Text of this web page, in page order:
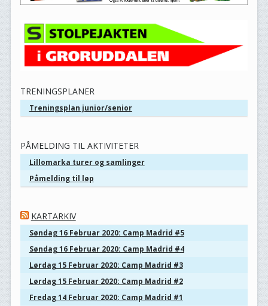
TRENINGSPLANER
Treningsplan junior/senior
PÅMELDING TIL AKTIVITETER
Lillomarka turer og samlinger
Påmelding til løp
KARTARKIV
Søndag 16 Februar 2020: Camp Madrid #5
Søndag 16 Februar 2020: Camp Madrid #4
Lørdag 15 Februar 2020: Camp Madrid #3
Lørdag 15 Februar 2020: Camp Madrid #2
Fredag 14 Februar 2020: Camp Madrid #1